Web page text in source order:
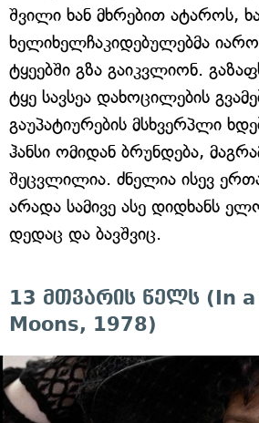
შვილი ხან მხრებით ატაროს,
ხელიხელჩაკიდებულებმა
ტყეებში გზა გაიკვლიონ.
ტყე სავსეა დახოცილების
გაუპატიურების მსხვერპლი
ჰანსი ომიდან ბრუნდება,
შეცვლილია. ძნელია ისევ
არადა სამივე ასე დიდხანს
დედაც და ბავშვიც.
13 მთვარის წელს (In
Moons, 1978)